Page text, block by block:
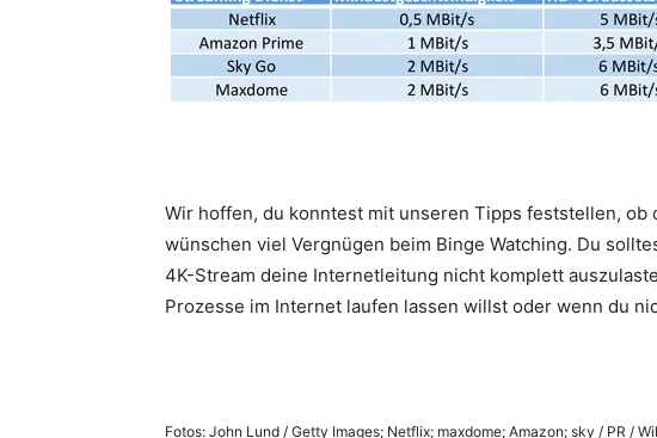
Wir hoffen, du konntest mit unseren Tipps feststellen,
wünschen viel Vergnügen beim Binge Watching. Du
4K-Stream deine Internetleitung nicht komplett
Prozesse im Internet laufen lassen willst oder wenn du
Fotos: John Lund / Getty Images; Netflix; maxdome; Amazon; sky / PR /